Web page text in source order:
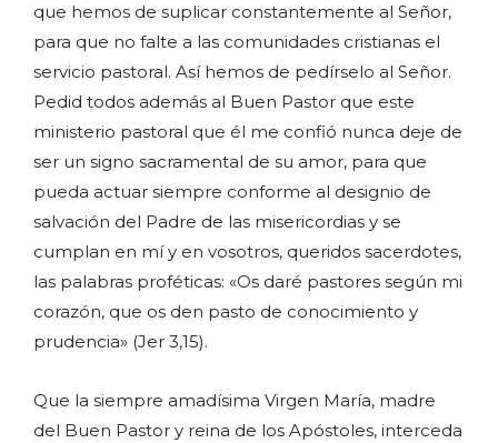
que hemos de suplicar constantemente al Señor,
para que no falte a las comunidades cristianas el
servicio pastoral. Así hemos de pedírselo al Señor.
Pedid todos además al Buen Pastor que este
ministerio pastoral que él me confió nunca deje de
ser un signo sacramental de su amor, para que
pueda actuar siempre conforme al designio de
salvación del Padre de las misericordias y se
cumplan en mí y en vosotros, queridos sacerdotes,
las palabras proféticas: «Os daré pastores según mi
corazón, que os den pasto de conocimiento y
prudencia» (Jer 3,15).
Que la siempre amadísima Virgen María, madre
del Buen Pastor y reina de los Apóstoles, interceda